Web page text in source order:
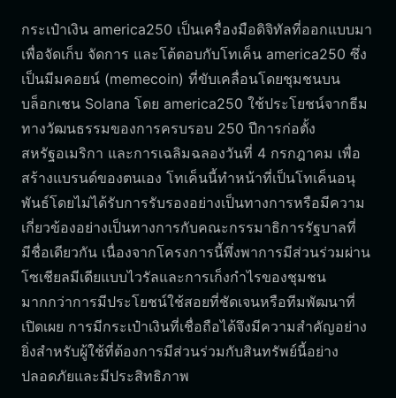
กระเป๋าเงิน america250 เป็นเครื่องมือดิจิทัลที่ออกแบบมา
เพื่อจัดเก็บ จัดการ และโต้ตอบกับโทเค็น america250 ซึ่ง
เป็นมีมคอยน์ (memecoin) ที่ขับเคลื่อนโดยชุมชนบน
บล็อกเชน Solana โดย america250 ใช้ประโยชน์จากธีม
ทางวัฒนธรรมของการครบรอบ 250 ปีการก่อตั้ง
สหรัฐอเมริกา และการเฉลิมฉลองวันที่ 4 กรกฎาคม เพื่อ
สร้างแบรนด์ของตนเอง โทเค็นนี้ทำหน้าที่เป็นโทเค็นอนุ
พันธ์โดยไม่ได้รับการรับรองอย่างเป็นทางการหรือมีความ
เกี่ยวข้องอย่างเป็นทางการกับคณะกรรมาธิการรัฐบาลที่
มีชื่อเดียวกัน เนื่องจากโครงการนี้พึ่งพาการมีส่วนร่วมผ่าน
โซเชียลมีเดียแบบไวรัลและการเก็งกำไรของชุมชน
มากกว่าการมีประโยชน์ใช้สอยที่ชัดเจนหรือทีมพัฒนาที่
เปิดเผย การมีกระเป๋าเงินที่เชื่อถือได้จึงมีความสำคัญอย่าง
ยิ่งสำหรับผู้ใช้ที่ต้องการมีส่วนร่วมกับสินทรัพย์นี้อย่าง
ปลอดภัยและมีประสิทธิภาพ